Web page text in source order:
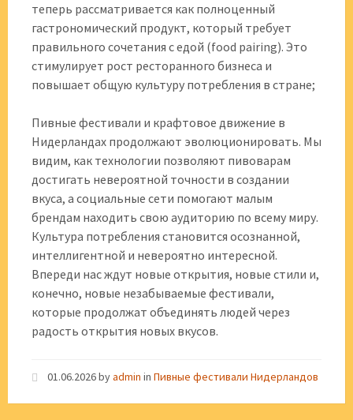
теперь рассматривается как полноценный
гастрономический продукт, который требует
правильного сочетания с едой (food pairing). Это
стимулирует рост ресторанного бизнеса и
повышает общую культуру потребления в стране;
Пивные фестивали и крафтовое движение в
Нидерландах продолжают эволюционировать. Мы
видим, как технологии позволяют пивоварам
достигать невероятной точности в создании
вкуса, а социальные сети помогают малым
брендам находить свою аудиторию по всему миру.
Культура потребления становится осознанной,
интеллигентной и невероятно интересной.
Впереди нас ждут новые открытия, новые стили и,
конечно, новые незабываемые фестивали,
которые продолжат объединять людей через
радость открытия новых вкусов.
01.06.2026byadmin in Пивные фестивали Нидерландов